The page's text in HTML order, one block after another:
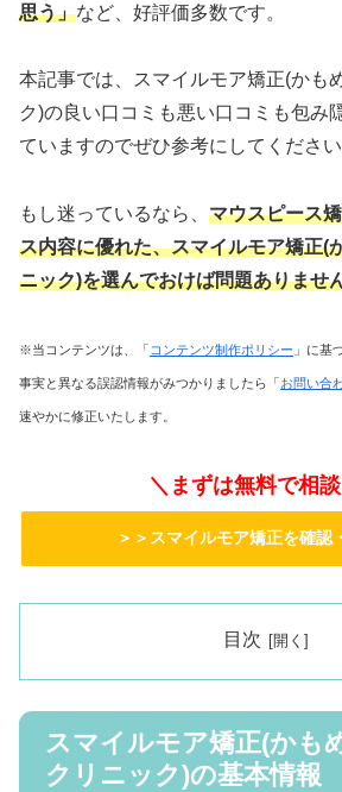
思う」など、好評価多数です。
本記事では、スマイルモア矯正(かも
ク)の良い口コミも悪い口コミも包み
ていますのでぜひ参考にしてください
もし迷っているなら、 マウスピース
ス内容に優れた、スマイルモア矯正(
ニック)を選んでおけば問題ありませ
※当コンテンツは、「 コンテンツ制作ポリシー 」に基
事実と異なる誤認情報がみつかりましたら「お問い合
速やかに修正いたします。
＼まずは無料で相
＞＞スマイルモア矯正を確認
目次
スマイルモア矯正(かも
クリニック)の基本情報